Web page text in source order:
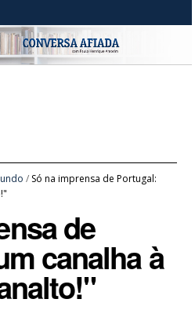
/ Só na imprensa de Portugal:
de
canalha à